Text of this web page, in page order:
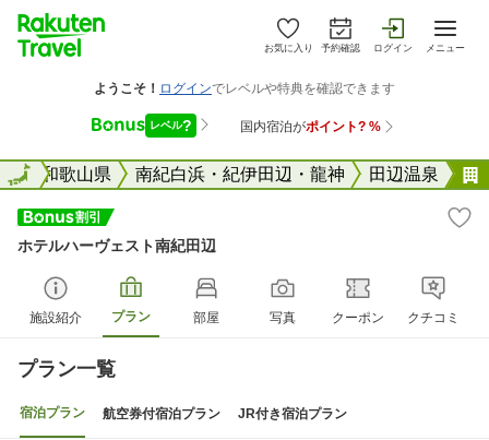
お気に入り 予約確認 ログイン メニュー
全国和歌山県 南紀白浜・紀伊田辺・龍神 田辺温泉
全国
ホテルハーヴェスト南紀田辺
施設紹介 プラン 部屋 写真 クーポン クチコミ
プラン一覧
宿泊プラン 航空券付宿泊プラン JR付き宿泊プラン